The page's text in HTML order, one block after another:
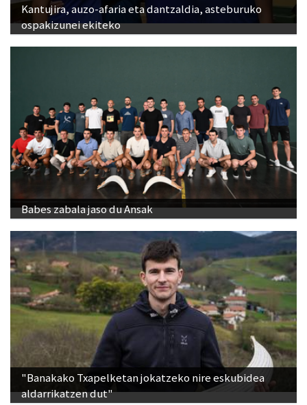
Kantujira, auzo-afaria eta dantzaldia, asteburuko
ospakizunei ekiteko
Babes zabala jaso du Ansak
"Banakako Txapelketan jokatzeko nire eskubidea
aldarrikatzen dut"